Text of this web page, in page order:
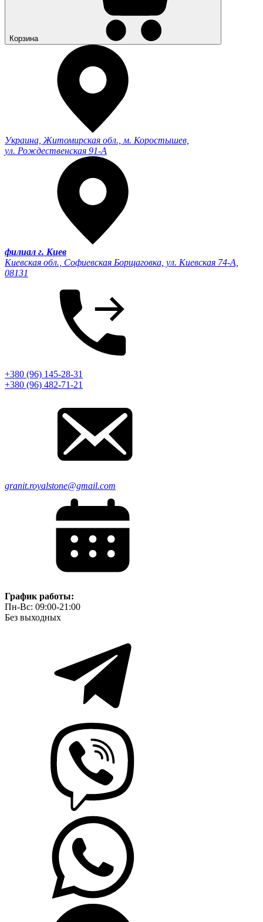
Корзина
Украина, Житомирская обл., м. Коростышев,
ул. Рождественская 91-А
филиал г. Киев
Киевская обл., Софиевская Борщаговка, ул. Киевская 74-А,
08131
+380 (96) 145-28-31
+380 (96) 482-71-21
granit.royalstone@gmail.com
График работы:
Пн-Вс: 09:00-21:00
Без выходных